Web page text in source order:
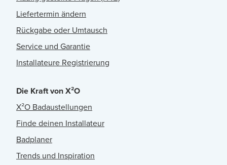
Liefertermin ändern
Rückgabe oder Umtausch
Service und Garantie
Installateure Registrierung
Die Kraft von X²O
X²O Badaustellungen
Finde deinen Installateur
Badplaner
Trends und Inspiration